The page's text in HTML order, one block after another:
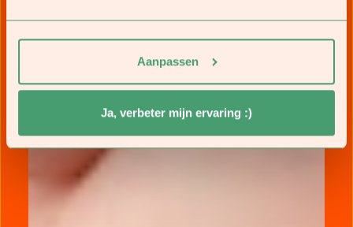
Aanpassen
Ja, verbeter mijn ervaring :)